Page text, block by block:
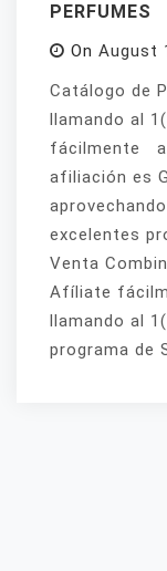
PERFUMES
On August
Catálogo de
llamando al
fácilmente a
afiliación es
excelentes
Venta
Afíliate
llamando al
programa de